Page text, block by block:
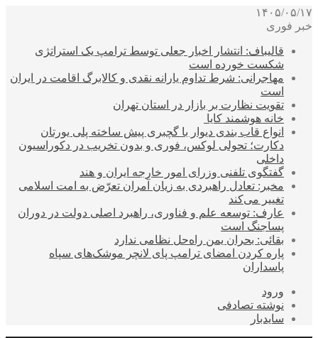
۱۴۰۵/۰۵/۱۷
خبر فوری
قالیباف: انتشار اخبار جعلی توسط ترامپ یک استراتژی
شکست خورده است
مهاجرانی: شرط تداوم یارانه نقدی و کالابرگ اقامت در ایران
است
تقویت نظارت بر بازار در استان تهران
خانه هوشمند کایا
انواع قاب بندی دیوار با گچبری پیش ساخته پلی یورتان
دکارت؛ تحولی لوکس، فوری و بدون تخریب در دکوراسیون
داخلی
گفتگوی تلفنی وزرای امور خارجه ایران و هند
مخبر: تعادل راهبردی به زیان آمران تعرّض به امت اسلامی
تغییر می‌کند
عارف: توسعه علم و فناوری، راهبرد اصلی دولت در دوران
پساجنگ است
بقائی: بحران یمن راه‌حل نظامی ندارد
پاره کردن امضای ترامپ پای لانچر موشک‌های سپاه
پاسداران
ورود
نوشته تصادفی
سایدبار